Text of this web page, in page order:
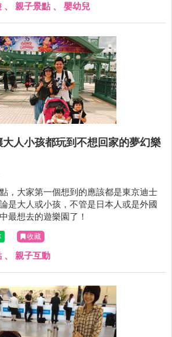
、 親子景點 、 嬰幼兒
人小孩都玩到不想回家的夢幻樂
，大家第一個想到的應該都是東京迪士
是大人或小孩，不管是日本人或是外國
最想去的遊樂園了！
收藏
、 親子互動